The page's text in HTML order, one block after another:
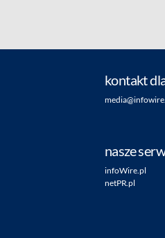
kontakt
nasze
infoWire.pl
netPR.pl